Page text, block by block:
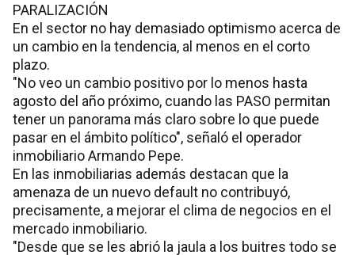
PARALIZACIÓN
En el sector no hay demasiado optimismo acerca de
un cambio en la tendencia, al menos en el corto
plazo.
"No veo un cambio positivo por lo menos hasta
agosto del año próximo, cuando las PASO permitan
tener un panorama más claro sobre lo que puede
pasar en el ámbito político", señaló el operador
inmobiliario Armando Pepe.
En las inmobiliarias además destacan que la
amenaza de un nuevo default no contribuyó,
precisamente, a mejorar el clima de negocios en el
mercado inmobiliario.
"Desde que se les abrió la jaula a los buitres todo se